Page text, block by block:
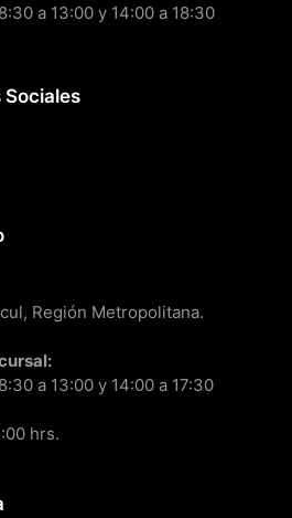
a 13:00 y 14:00 a 18:30
Sociales
Región Metropolitana.
a 13:00 y 14:00 a 17:30
hrs.